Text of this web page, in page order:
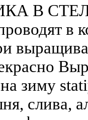
В
в
зиму
слива,